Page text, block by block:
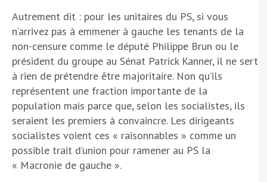
Autrement dit : pour les unitaires du PS, si vous
n’arrivez pas à emmener à gauche les tenants de la
non-censure comme le député Philippe Brun ou le
président du groupe au Sénat Patrick Kanner, il ne sert
à rien de prétendre être majoritaire. Non qu’ils
représentent une fraction importante de la
population mais parce que, selon les socialistes, ils
seraient les premiers à convaincre. Les dirigeants
socialistes voient ces « raisonnables » comme un
possible trait d’union pour ramener au PS la
« Macronie de gauche ».